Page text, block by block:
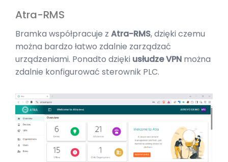
Atra-RMS
Bramka współpracuje z Atra-RMS, dzięki czemu
można bardzo łatwo zdalnie zarządzać
urządzeniami. Ponadto dzięki usłudze VPN można
zdalnie konfigurować sterownik PLC.